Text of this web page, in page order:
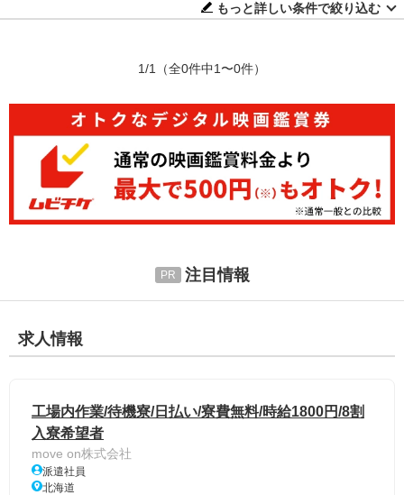
もっと詳しい条件で絞り込む
1/1 （全0件中1〜0件）
注目情報
求人情報
工場内作業/待機寮/日払い/寮費無料/時給1800円/8割
入寮希望者
move on株式会社
派遣社員
北海道